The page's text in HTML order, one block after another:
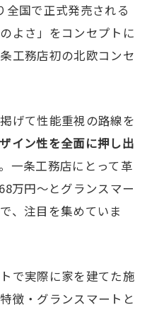
全国で正式発売される
よさ」をコンセプトに
工務店初の北欧コンセ
げて性能重視の路線を
イン性を全面に押し出
一条工務店にとって革
万円〜とグランスマー
、注目を集めていま
で実際に家を建てた施
徴・グランスマートと